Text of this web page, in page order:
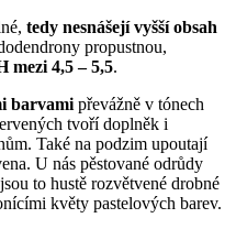
tedy nesnášejí vyšší obsah
propustnou,
mezi 4,5 – 5,5.
barvami převážně v tónech
tvoří doplněk i
Také na podzim upoutají
U nás pěstované odrůdy
to hustě rozvětvené drobné
květy pastelových barev.